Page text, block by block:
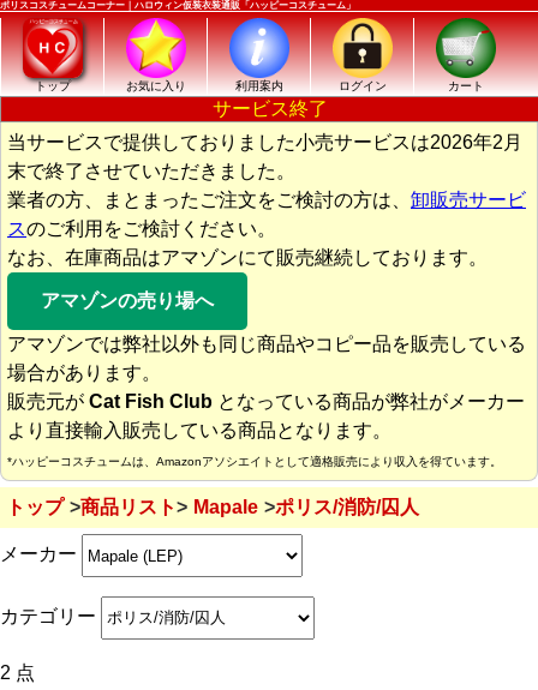
ポリスコスチュームコーナー｜ハロウィン仮装衣装通販「ハッピーコスチューム」
トップ お気に入り 利用案内 ログイン カート
サービス終了
当サービスで提供しておりました小売サービスは2026年2月
末で終了させていただきました。
業者の方、まとまったご注文をご検討の方は、 卸販売サービ
スのご利用をご検討ください。
なお、在庫商品はアマゾンにて販売継続しております。
アマゾンの売り場へ
アマゾンでは弊社以外も同じ商品やコピー品を販売している
場合があります。
販売元が Cat Fish Club となっている商品が弊社がメーカー
より直接輸入販売している商品となります。
*ハッピーコスチュームは、Amazonアソシエイトとして適格販売により収入を得ています。
トップ 商品リスト Mapale ポリス/消防/囚人
メーカー
カテゴリー
2 点